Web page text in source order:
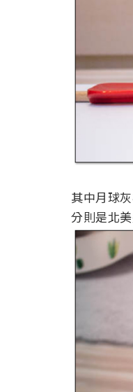
其中月球
分則是北